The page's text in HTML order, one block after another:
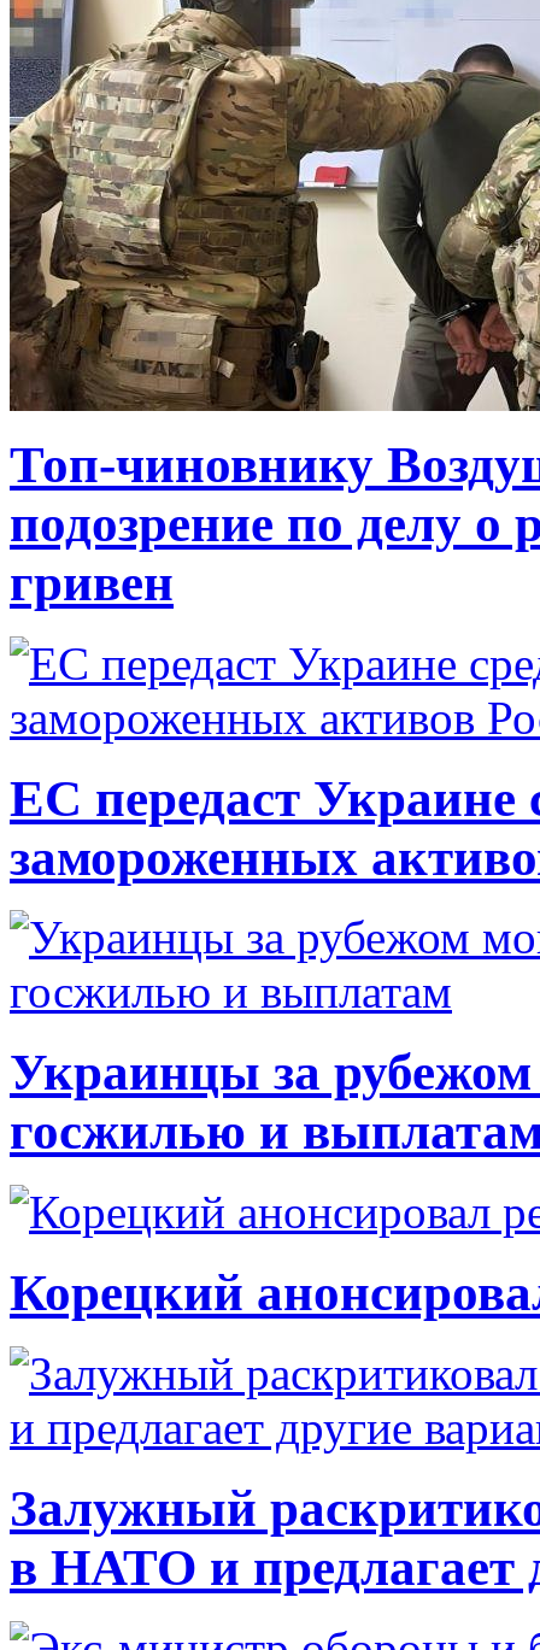
Топ-чиновнику
подозрение по делу о
гривен
ЕС передаст Украине
замороженных
Украинцы за рубежом
госжилью и
Корецкий
Залужный
в НАТО и предлагает